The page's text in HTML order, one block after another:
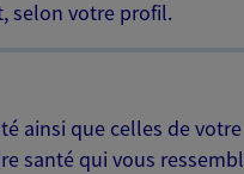
selon votre profil.
ainsi que celles de votre
santé qui vous